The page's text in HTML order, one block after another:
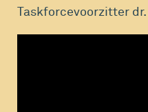
Taskforcevoorzitter